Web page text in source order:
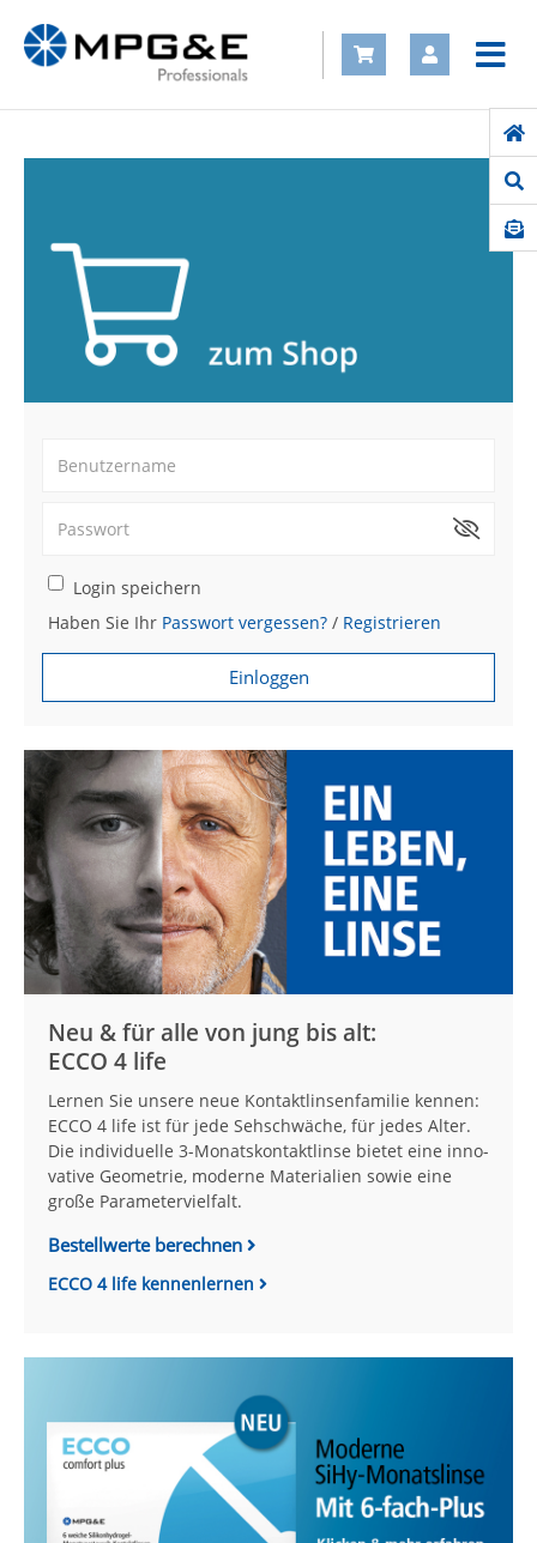
Login speichern
Haben Sie Ihr Passwort vergessen? / Registrieren
Einloggen
Neu & für alle von jung bis alt:
ECCO 4 life
Lernen Sie unsere neue Kontakt­linsen­familie kennen:
ECCO 4 life ist für jede Seh­schwäche, für jedes Alter.
Die in­di­vi­duelle 3-Monats­kontakt­linse bietet eine inno­
vative Geo­metrie, moder­ne Ma­te­ria­lien sowie eine
große Para­meter­viel­falt.
Bestellwerte berechnen
ECCO 4 life kennenlernen